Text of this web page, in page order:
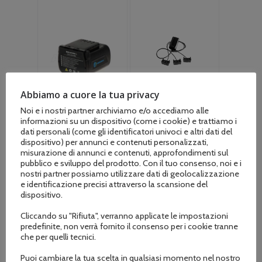
Batteria Ricambio
T-FOX e T-REX
21,6 V/25,2 V max
– 4,2 Ah
€112.00 Il
prezzo
€90.00Il
Caricabatteria
Ricambio STARK
L-XL – STARK 90-
– T Fox
Campagnola
prezzoprezzo
Abbiamo a cuore la tua privacy
Noi e i nostri partner archiviamo e/o accediamo alle
informazioni su un dispositivo (come i cookie) e trattiamo i
dati personali (come gli identificatori univoci e altri dati del
dispositivo) per annunci e contenuti personalizzati,
misurazione di annunci e contenuti, approfondimenti sul
pubblico e sviluppo del prodotto. Con il tuo consenso, noi e i
nostri partner possiamo utilizzare dati di geolocalizzazione
e identificazione precisi attraverso la scansione del
dispositivo.
Cliccando su "Rifiuta", verranno applicate le impostazioni
predefinite, non verrà fornito il consenso per i cookie tranne
che per quelli tecnici.
Puoi cambiare la tua scelta in qualsiasi momento nel nostro